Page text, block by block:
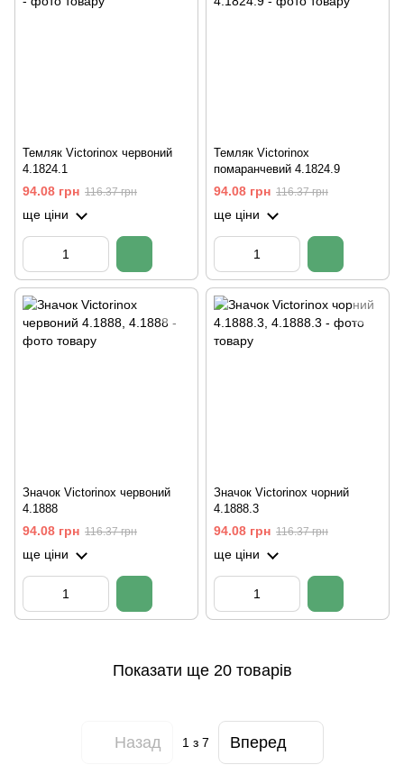
Темляк Victorinox червоний
4.1824.1
94.08 грн 116.37 грн
ще ціни
Темляк Victorinox
помаранчевий 4.1824.9
94.08 грн 116.37 грн
ще ціни
Значок Victorinox червоний
4.1888
94.08 грн 116.37 грн
ще ціни
Значок Victorinox чорний
4.1888.3
94.08 грн 116.37 грн
ще ціни
Показати ще 20 товарів
Назад 1з 7 Вперед